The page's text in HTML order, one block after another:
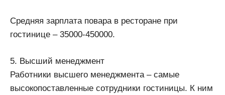
Средняя зарплата повара в ресторане при
гостинице – 35000-450000.
5. Высший менеджмент
Работники высшего менеджмента – самые
высокопоставленные сотрудники гостиницы. К ним